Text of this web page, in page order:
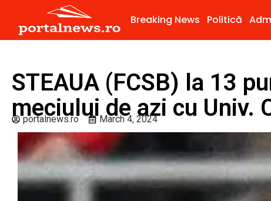
Breaking News Politică
STEAUA (FCSB) la 13
meciului de azi cu Univ.
portalnews.ro March 4, 2024